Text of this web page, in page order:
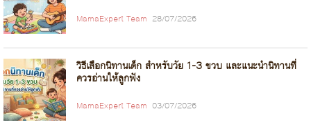
MamaExpert Team 28/07/2026
วิธีเลือกนิทานเด็ก สำหรับวัย 1-3 ขวบ และแนะนำนิทานที่
ควรอ่านให้ลูกฟัง
MamaExpert Team 03/07/2026